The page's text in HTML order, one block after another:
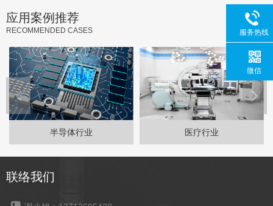
应用案例推荐
RECOMMENDED CASES
半导体行业 医疗行业
联络我们
服务热线
微信